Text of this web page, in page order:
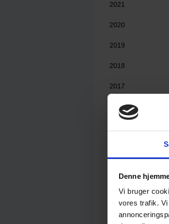
Denne
Vi bruger
vores trafik.
2021
2020
2019
2018
2017
2016
2012